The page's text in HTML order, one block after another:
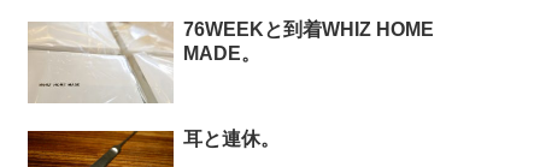
76WEEKと到着WHIZ HOME
MADE。
耳と連休。